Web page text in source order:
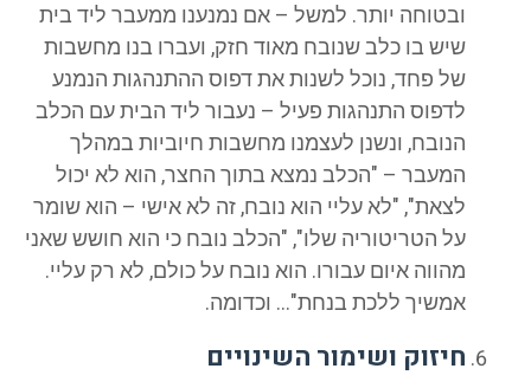
ובטוחה יותר. למשל – אם נמנענו ממעבר ליד בית
שיש בו כלב שנובח מאוד חזק, ועברו בנו מחשבות
של פחד, נוכל לשנות את דפוס ההתנהגות הנמנע
לדפוס התנהגות פעיל – נעבור ליד הבית עם הכלב
הנובח, ונשנן לעצמנו מחשבות חיוביות במהלך
המעבר – "הכלב נמצא בתוך החצר, הוא לא יכול
לצאת", "לא עליי הוא נובח, זה לא אישי – הוא שומר
על הטריטוריה שלו", "הכלב נובח כי הוא חושש שאני
מהווה איום עבורו. הוא נובח על כולם, לא רק עליי.
אמשיך ללכת בנחת"… וכדומה.
חיזוק ושימור השינויים